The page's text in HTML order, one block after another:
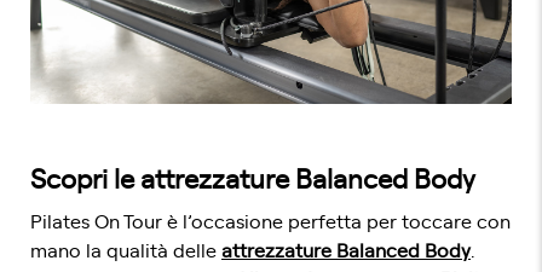
Scopri le attrezzature Balanced Body
Pilates On Tour è l’occasione perfetta per toccare con
mano la qualità delle attrezzature Balanced Body.